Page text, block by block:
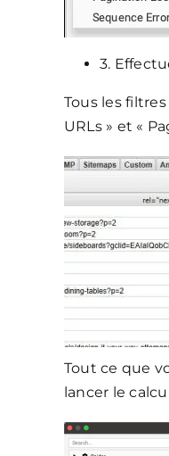
3.
Tous les
URLs » et «
Tout ce que
lancer le